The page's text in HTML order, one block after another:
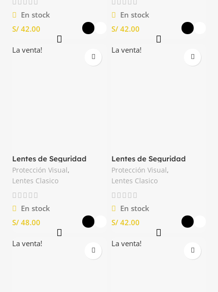
En stock
S/
En stock
S/
La venta!
Lentes de Seguridad
Astro AF Clute
Protección Visual,
Lentes Clasico
En stock
S/
La venta!
Lentes de Seguridad
Astro HC Clute
Protección Visual,
Lentes Clasico
En stock
S/
La venta! La venta!